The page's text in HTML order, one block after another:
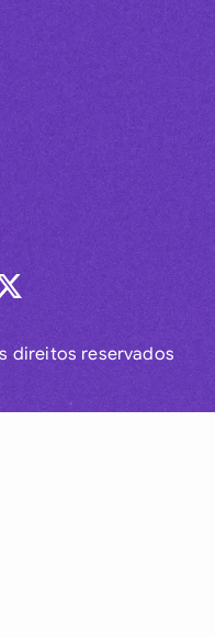
direitos reservados